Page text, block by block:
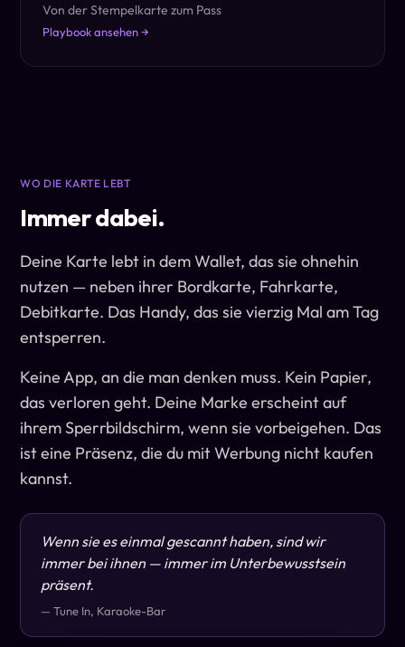
Von der Stempelkarte zum Pass
Playbook ansehen →
WO DIE KARTE LEBT
Immer dabei.
Deine Karte lebt in dem Wallet, das sie ohnehin
nutzen — neben ihrer Bordkarte, Fahrkarte,
Debitkarte. Das Handy, das sie vierzig Mal am Tag
entsperren.
Keine App, an die man denken muss. Kein Papier,
das verloren geht. Deine Marke erscheint auf
ihrem Sperrbildschirm, wenn sie vorbeigehen. Das
ist eine Präsenz, die du mit Werbung nicht kaufen
kannst.
Wenn sie es einmal gescannt haben, sind wir
immer bei ihnen — immer im Unterbewusstsein
präsent.
— Tune In, Karaoke-Bar